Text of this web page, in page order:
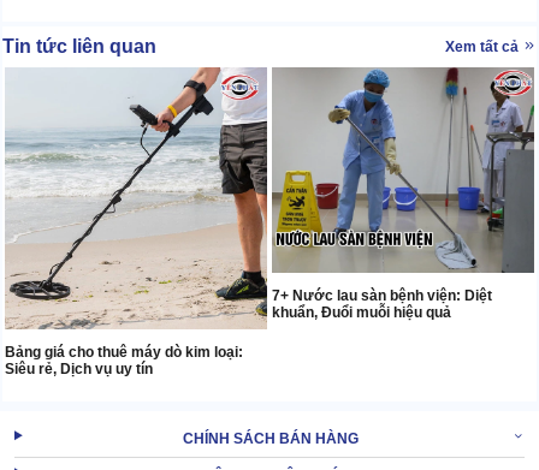
Tin tức liên quan Xem tất cả
Bảng giá cho thuê máy dò kim loại:
Siêu rẻ, Dịch vụ uy tín
7+ Nước lau sàn bệnh viện: Diệt
khuẩn, Đuổi muỗi hiệu quả
CHÍNH SÁCH BÁN HÀNG